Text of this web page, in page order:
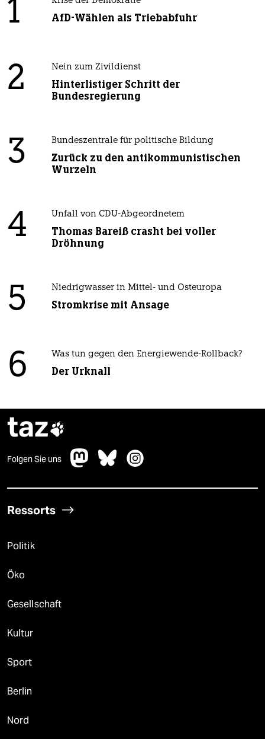
1 AfD-Wählen als Triebabfuhr
2 Nein zum Zivildienst
Hinterlistiger Schritt der
Bundesregierung
3 Bundeszentrale für politische Bildung
Zurück zu den antikommunistischen
Wurzeln
4 Unfall von CDU-Abgeordnetem
Thomas Bareiß crasht bei voller
Dröhnung
5 Niedrigwasser in Mittel- und Osteuropa
Stromkrise mit Ansage
6 Was tun gegen den Energiewende-Rollback?
Der Urknall
taz
Folgen Sie uns
Ressorts
Politik
Öko
Gesellschaft
Kultur
Sport
Berlin
Nord